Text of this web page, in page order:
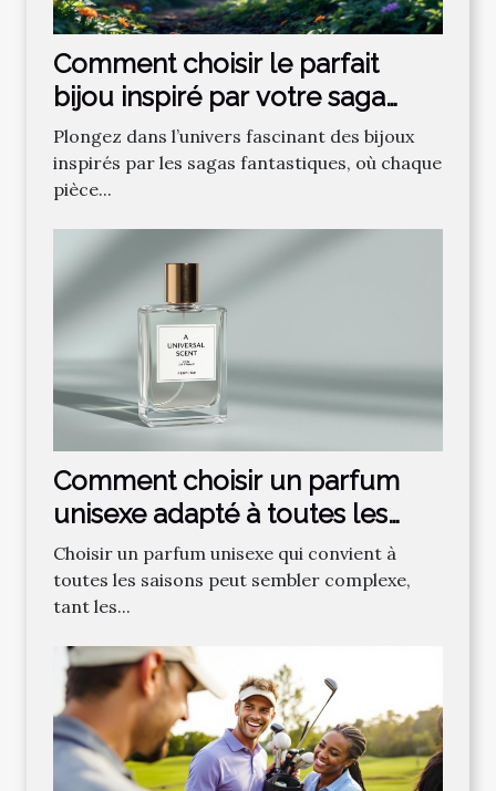
Comment choisir le parfait
bijou inspiré par votre saga
fantastique préférée ?
Plongez dans l’univers fascinant des bijoux
inspirés par les sagas fantastiques, où chaque
pièce...
Comment choisir un parfum
unisexe adapté à toutes les
saisons ?
Choisir un parfum unisexe qui convient à
toutes les saisons peut sembler complexe,
tant les...